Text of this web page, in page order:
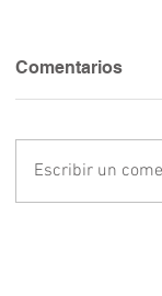
Comentarios
Escribir un